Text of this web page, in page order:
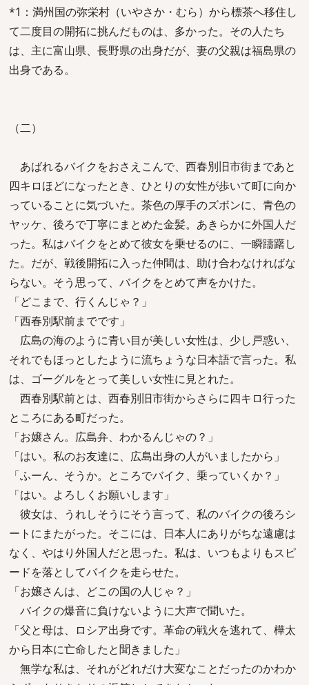
*1：満州国の弥栄村（いやさか・むら）から標茶へ移住し
て二度目の開拓に挑んだものは、多かった。その人たち
は、主に富山県、長野県の出身だが、妻の父親は福島県の
出身である。
（二）
あばれるバイクをおさえこんで、西春別旧市街まであと
四キロほどになったとき、ひとりの女性が歩いて町に向か
っていることに気づいた。茶色の厚手のズボンに、青色の
ヤッケ、後ろで丁寧にまとめた金髪。あきらかに外国人だ
った。私はバイクをとめて彼女を乗せるのに、一瞬躊躇し
た。だが、戦後開拓に入った仲間は、助け合わなければな
らない。そう思って、バイクをとめて声をかけた。
「どこまで、行くんじゃ？」
「西春別駅前までです」
広島の海のように青い目が美しい女性は、少し戸惑い、
それでもほっとしたように流ちょうな日本語で言った。私
は、ゴーグルをとって美しい女性に見とれた。
西春別駅前とは、西春別旧市街からさらに四キロ行った
ところにある町だった。
「お嬢さん。広島弁、わかるんじゃの？」
「はい。私のお友達に、広島出身の人がいましたから」
「ふーん、そうか。ところでバイク、乗っていくか？」
「はい。よろしくお願いします」
彼女は、うれしそうにそう言って、私のバイクの後ろシ
ートにまたがった。そこには、日本人にありがちな遠慮は
なく、やはり外国人だと思った。私は、いつもよりもスピ
ードを落としてバイクを走らせた。
「お嬢さんは、どこの国の人じゃ？」
バイクの爆音に負けないように大声で聞いた。
「父と母は、ロシア出身です。革命の戦火を逃れて、樺太
から日本に亡命したと聞きました」
無学な私は、それがどれだけ大変なことだったのかわか